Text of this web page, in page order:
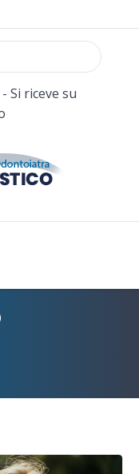
Si riceve su